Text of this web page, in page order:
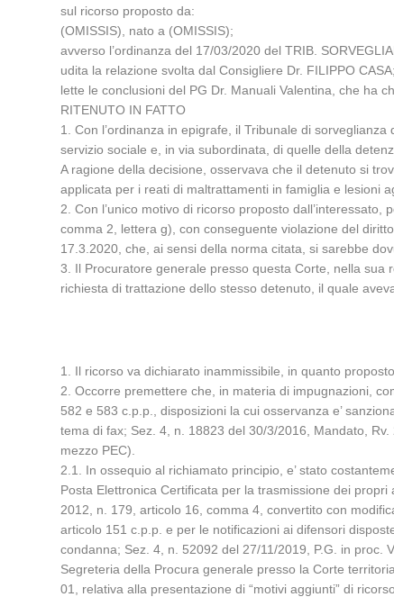
sul ricorso proposto da:
(OMISSIS), nato a (OMISSIS);
avverso l’ordinanza del 17/03/2020 del TRIB.
udita la relazione svolta dal Consigliere Dr. FILIPPO CASA;
lette le conclusioni del PG Dr. Manuali Valentina, che ha
RITENUTO IN FATTO
1. Con l’ordinanza in epigrafe, il Tribunale di
servizio sociale e, in via subordinata, di quelle della
A ragione della decisione, osservava che il detenuto si
applicata per i reati di maltrattamenti in famiglia e lesioni
2. Con l’unico motivo di ricorso proposto
comma 2, lettera g), con conseguente violazione del
17.3.2020, che, ai sensi della norma citata, si sarebbe
3. Il Procuratore generale presso questa Corte, nella sua
richiesta di trattazione dello stesso detenuto, il quale
1. Il ricorso va dichiarato inammissibile, in quanto
2. Occorre premettere che, in materia di impugnazioni,
582 e 583 c.p.p., disposizioni la cui osservanza e’
tema di fax; Sez. 4, n. 18823 del 30/3/2016, Mandato,
mezzo PEC).
2.1. In ossequio al richiamato principio, e’ stato
Posta Elettronica Certificata per la trasmissione dei propri
2012, n. 179, articolo 16, comma 4, convertito con
articolo 151 c.p.p. e per le notificazioni ai difensori
condanna; Sez. 4, n. 52092 del 27/11/2019, P.G. in proc.
Segreteria della Procura generale presso la Corte
01, relativa alla presentazione di “motivi aggiunti” di